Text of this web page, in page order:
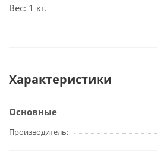
Вес: 1 кг.
Характеристики
Основные
Производитель